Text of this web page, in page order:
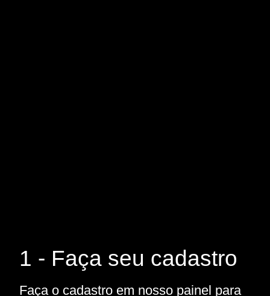
1 - Faça seu cadastro
Faça o cadastro em nosso painel para